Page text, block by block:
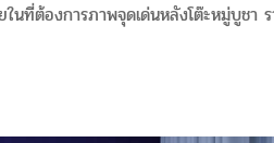
ที่ต้องการภาพจุดเด่นหลังโต๊ะหมู่บูชา ร